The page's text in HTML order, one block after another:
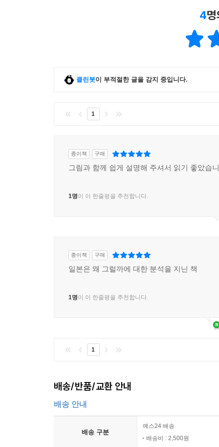
4
클린봇이 부적절한 글을 감지 중입니다.
1
종이책 구매
그림과 함께 쉽게 설명해 주셔서 읽기 좋았습
1명이 이 한줄평을 추천합니다.
종이책 구매
일본은 왜 그럴까에 대한 분석을 지닌 책
1명이 이 한줄평을 추천합니다.
1
배송/반품/교환 안내
배송 안내
배송 구분
예스24 배송
배송비 : 2,500원